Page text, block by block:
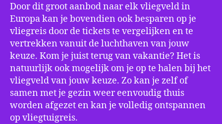
Door dit groot aanbod naar elk vliegveld in
Europa kan je bovendien ook besparen op je
vliegreis door de tickets te vergelijken en te
vertrekken vanuit de luchthaven van jouw
keuze. Kom je juist terug van vakantie? Het is
natuurlijk ook mogelijk om je op te halen bij het
vliegveld van jouw keuze. Zo kan je zelf of
samen met je gezin weer eenvoudig thuis
worden afgezet en kan je volledig ontspannen
op vliegtuigreis.